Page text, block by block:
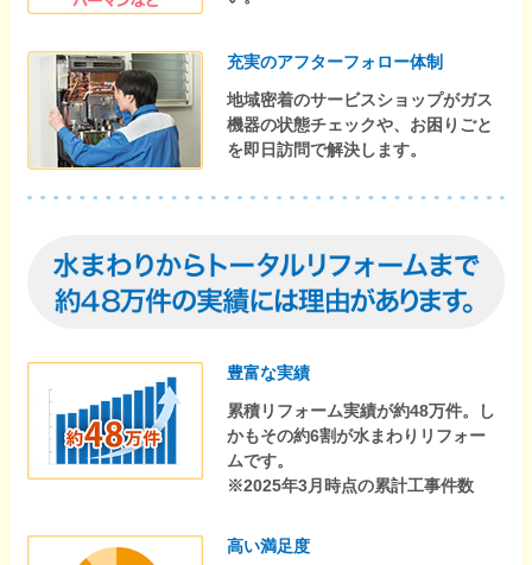
充実のアフターフォロー体制
地域密着のサービスショップがガス
機器の状態チェックや、お困りごと
を即日訪問で解決します。
豊富な実績
累積リフォーム実績が約48万件。し
かもその約6割が水まわりリフォー
ムです。
※2025年3月時点の累計工事件数
高い満足度